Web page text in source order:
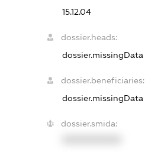
15.12.04
dossier.heads:
dossier.missingData
dossier.beneficiaries:
dossier.missingData
dossier.smida: